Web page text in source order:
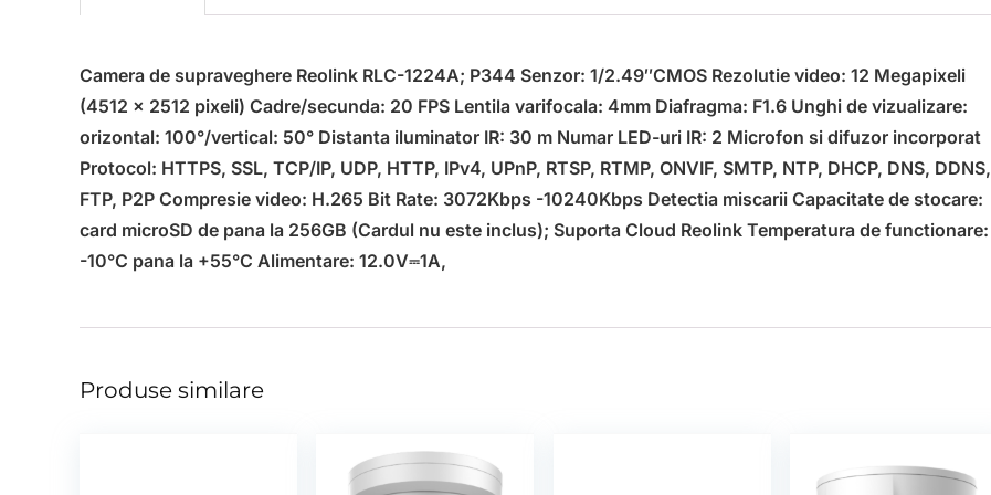
Camera de supraveghere Reolink RLC-1224A; P344 Senzor: 1/2.49″CMOS Rezolutie video: 12 Megapixeli
(4512 x 2512 pixeli) Cadre/secunda: 20 FPS Lentila varifocala: 4mm Diafragma: F1.6 Unghi de vizualizare:
orizontal: 100°/vertical: 50° Distanta iluminator IR: 30 m Numar LED-uri IR: 2 Microfon si difuzor incorporat
Protocol: HTTPS, SSL, TCP/IP, UDP, HTTP, IPv4, UPnP, RTSP, RTMP, ONVIF, SMTP, NTP, DHCP, DNS, DDNS,
FTP, P2P Compresie video: H.265 Bit Rate: 3072Kbps -10240Kbps Detectia miscarii Capacitate de stocare:
card microSD de pana la 256GB (Cardul nu este inclus); Suporta Cloud Reolink Temperatura de functionare:
-10°C pana la +55°C Alimentare: 12.0V⎓1A,
Produse similare